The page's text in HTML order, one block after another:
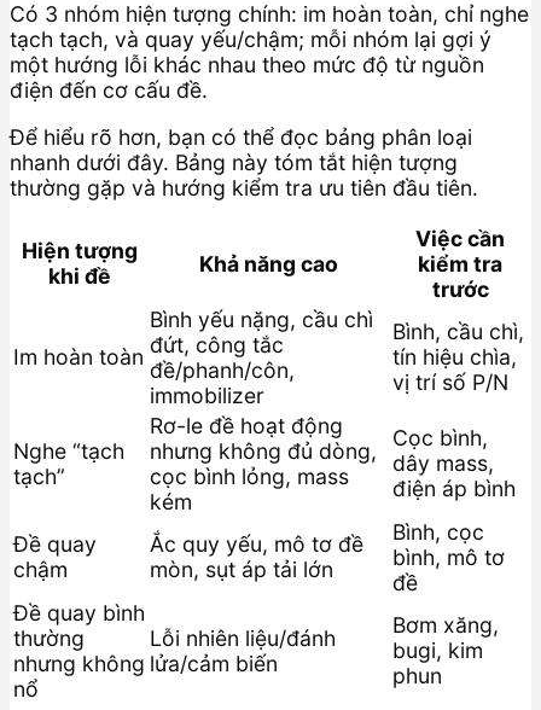
Có 3 nhóm hiện tượng chính: im hoàn toàn, chỉ nghe
tạch tạch, và quay yếu/chậm; mỗi nhóm lại gợi ý
một hướng lỗi khác nhau theo mức độ từ nguồn
điện đến cơ cấu đề.
Để hiểu rõ hơn, bạn có thể đọc bảng phân loại
nhanh dưới đây. Bảng này tóm tắt hiện tượng
thường gặp và hướng kiểm tra ưu tiên đầu tiên.
Hiện tượng
khi đề
Khả năng cao
Việc cần
kiểm tra
trước
Im hoàn toàn
Bình yếu nặng, cầu chì
đứt, công tắc
đề/phanh/côn,
immobilizer
Bình, cầu chì,
tín hiệu chìa,
vị trí số P/N
Nghe “tạch
tạch”
Rơ-le đề hoạt động
nhưng không đủ dòng,
cọc bình lỏng, mass
kém
Cọc bình,
dây mass,
điện áp bình
Đề quay
chậm
Ắc quy yếu, mô tơ đề
mòn, sụt áp tải lớn
Bình, cọc
bình, mô tơ
đề
Đề quay bình
thường
nhưng không
nổ
Lỗi nhiên liệu/đánh
lửa/cảm biến
Bơm xăng,
bugi, kim
phun